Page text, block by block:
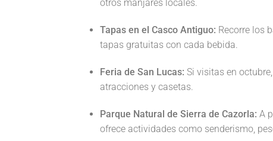
otros manjares locales.
Tapas en el Casco Antiguo: Recorre los
tapas gratuitas con cada bebida.
Feria de San Lucas: Si visitas en
atracciones y casetas.
Parque Natural de Sierra de Cazorla: A
ofrece actividades como senderismo,